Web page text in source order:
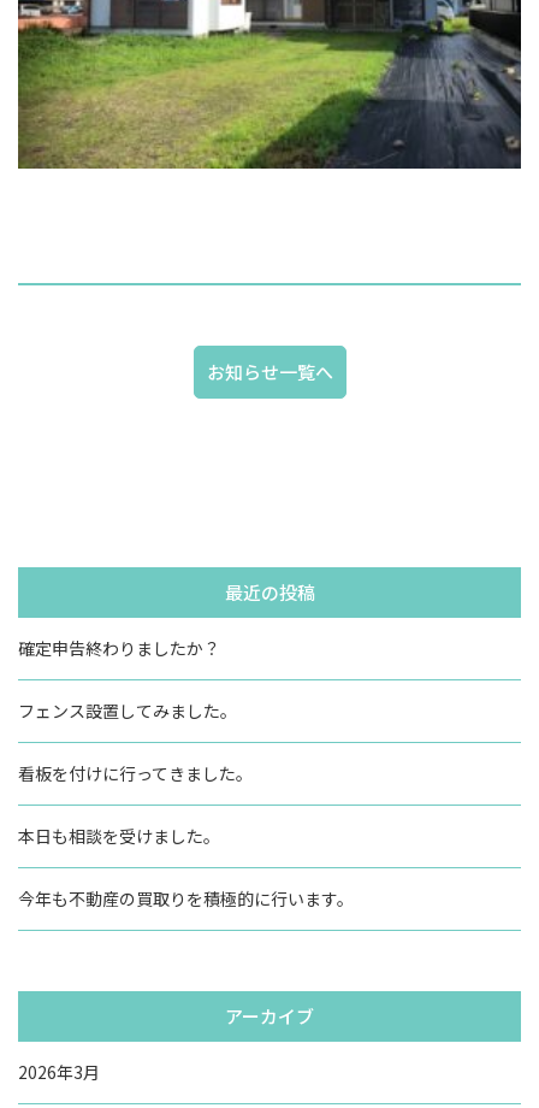
お知らせ一覧へ
最近の投稿
確定申告終わりましたか？
フェンス設置してみました。
看板を付けに行ってきました。
本日も相談を受けました。
今年も不動産の買取りを積極的に行います。
アーカイブ
2026年3月